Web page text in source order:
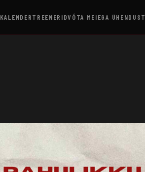
KALENDERTREENERIDVÕTA MEIEGA ÜHENDUST